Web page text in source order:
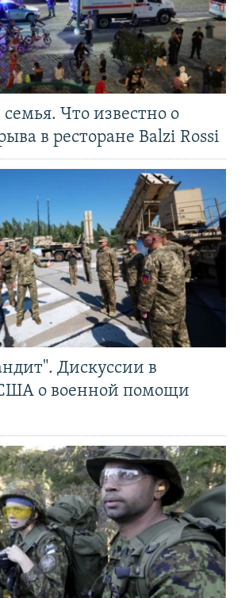
Что известно о
в ресторане Balzi Rossi
Дискуссии в
о военной помощи